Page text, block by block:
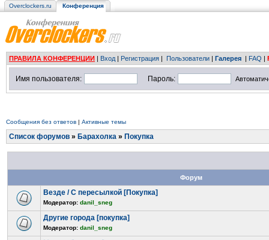
Overclockers.ru Конференция
ПРАВИЛА КОНФЕРЕНЦИИ | Вход | Регистрация | Пользователи | Галерея | FAQ |
Имя пользователя: Пароль:
Сообщения без ответов | Активные темы
Список форумов » Барахолка » Покупка
Форум
Везде / С пересылкой [Покупка]
Модератор: danil_sneg
Другие города [покупка]
Модератор: danil_sneg